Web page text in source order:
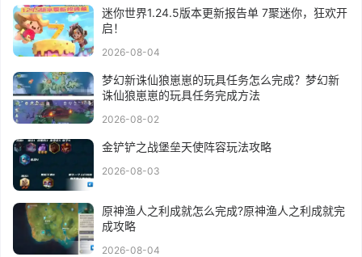
迷你世界1.24.5版本更新报告单 7聚迷你，狂欢开
启！
2026-08-04
梦幻新诛仙狼崽崽的玩具任务怎么完成？梦幻新
诛仙狼崽崽的玩具任务完成方法
2026-08-02
金铲铲之战堡垒天使阵容玩法攻略
2026-08-03
原神渔人之利成就怎么完成?原神渔人之利成就完
成攻略
2026-08-04